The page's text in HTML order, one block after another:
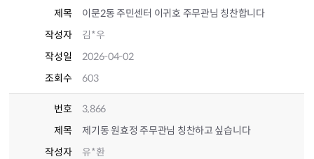
제목
이문2동 주민센터 이귀호 주무관님 칭찬합니다
작성자
김*우
작성일
2026-04-02
조회수
603
번호
3,866
제목
제기동 원효정 주무관님 칭찬하고 싶습니다
작성자
유*환